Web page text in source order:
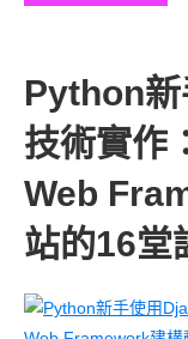
Python
技術實作
Web
站的16堂